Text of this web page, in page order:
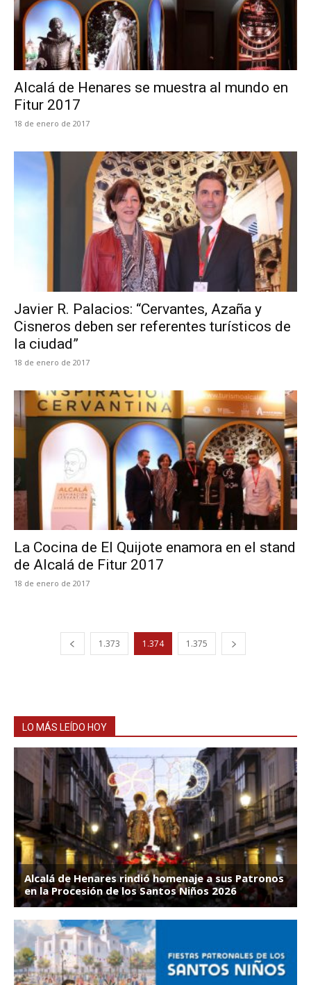
Alcalá de Henares se muestra al mundo en
Fitur 2017
18 de enero de 2017
Javier R. Palacios: “Cervantes, Azaña y
Cisneros deben ser referentes turísticos de
la ciudad”
18 de enero de 2017
La Cocina de El Quijote enamora en el stand
de Alcalá de Fitur 2017
18 de enero de 2017
1.373 1.374 1.375
LO MÁS LEÍDO HOY